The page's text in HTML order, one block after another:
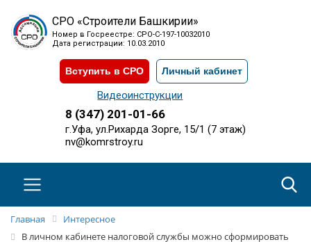
СРО «Строители Башкирии»
Номер в Госреестре: СРО-С-197-10032010
Дата регистрации: 10.03.2010
Вступить в СРО Личный кабинет
Видеоинструкции
8 (347) 201-01-66
г.Уфа, ул.Рихарда Зорге, 15/1 (7 этаж)
nv@komrstroy.ru
Главная
Интересное
В личном кабинете налоговой службы можно сформировать